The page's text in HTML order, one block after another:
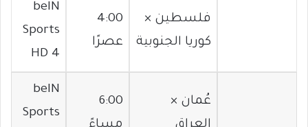
فلسطين ×
كوريا الجنوبية
4:00
عصرًا
beIN
Sports
HD 4
عُمان ×
6:00
beIN
Sports